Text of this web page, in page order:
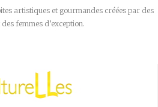
artistiques et gourmandes créées par des
femmes d’exception.